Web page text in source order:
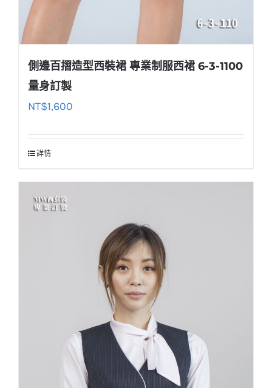
側邊百摺造型西裝裙 專業制服西裙 6-3-1100
量身訂製
NT$1,600
詳情